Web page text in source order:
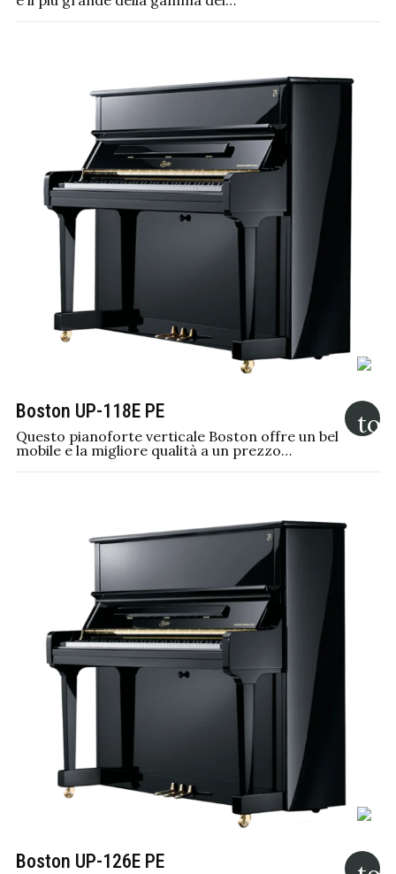
Boston UP-118E PE
Questo pianoforte verticale Boston offre un bel
mobile e la migliore qualità a un prezzo…
Boston UP-126E PE